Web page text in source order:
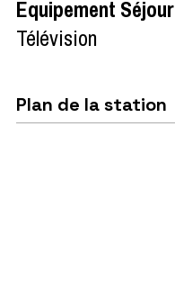
Equipement Séjour
Télévision
Plan de la station